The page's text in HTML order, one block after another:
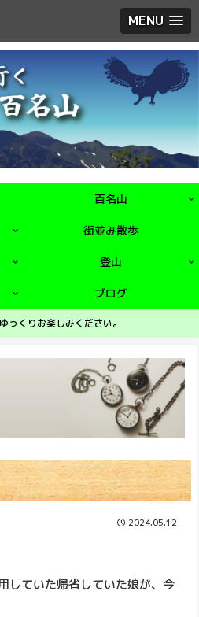
MENU
百名山
街並み散歩
登山
ブログ
っくりお楽しみください。
2024.05.12
していた帰省していた娘が、今